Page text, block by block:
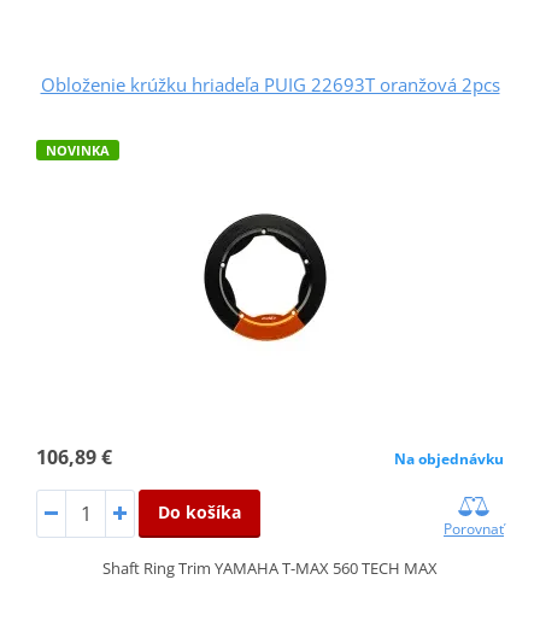
Obloženie krúžku hriadeľa PUIG 22693T oranžová 2pcs
NOVINKA
106,89 € Na objednávku
Do košíka
Porovnať
Shaft Ring Trim YAMAHA T-MAX 560 TECH MAX